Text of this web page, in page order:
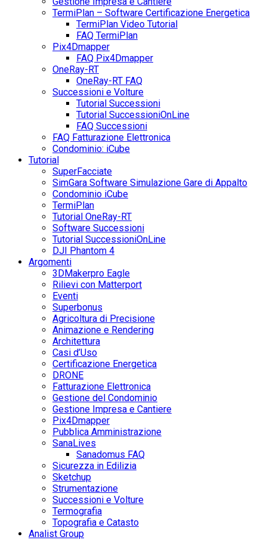
TermiPlan – Software Certificazione Energetica
TermiPlan Video Tutorial
FAQ TermiPlan
Pix4Dmapper
FAQ Pix4Dmapper
OneRay-RT
OneRay-RT FAQ
Successioni e Volture
Tutorial Successioni
Tutorial SuccessioniOnLine
FAQ Successioni
FAQ Fatturazione Elettronica
Condominio: iCube
Tutorial
SuperFacciate
SimGara Software Simulazione Gare di Appalto
Condominio iCube
TermiPlan
Tutorial OneRay-RT
Software Successioni
Tutorial SuccessioniOnLine
DJI Phantom 4
Argomenti
3DMakerpro Eagle
Rilievi con Matterport
Eventi
Superbonus
Agricoltura di Precisione
Animazione e Rendering
Architettura
Casi d’Uso
Certificazione Energetica
DRONE
Fatturazione Elettronica
Gestione del Condominio
Gestione Impresa e Cantiere
Pix4Dmapper
Pubblica Amministrazione
SanaLives
Sanadomus FAQ
Sicurezza in Edilizia
Sketchup
Strumentazione
Successioni e Volture
Termografia
Topografia e Catasto
Analist Group